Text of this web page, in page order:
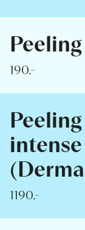
190.-
intense
1190.-